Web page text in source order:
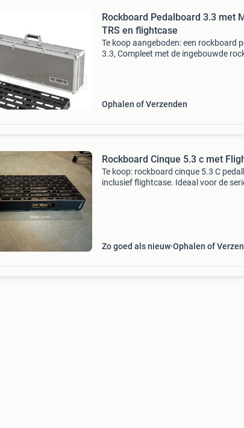
Rockboard Pedalboard 3.3 met
TRS en flightcase
Te koop aangeboden: een rockboard
3.3, Compleet met de ingebouwde
Ophalen of Verzenden
Rockboard Cinque 5.3 c met
Te koop: rockboard cinque 5.3 C
inclusief flightcase. Ideaal voor de
Zo goed als nieuw Ophalen of